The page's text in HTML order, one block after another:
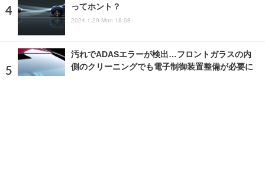
ってホント？
2024.1.29 Mon 18:08
汚れでADASエラーが検出…フロントガラスの内
側のクリーニングでも電子制御装置整備が必要に